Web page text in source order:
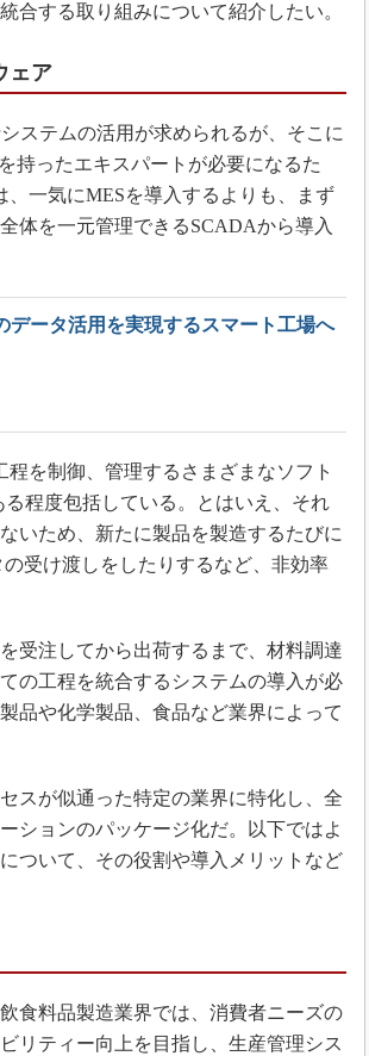
メイドインジャパン
知財マネジメント
海外生産
グローバル設計・開発
制御セキュリティ
新型コロナへの対応
合する取り組みについて紹介したい。
ェア
ステムの活用が求められるが、そこに
持ったエキスパートが必要になるた
、一気にMESを導入するよりも、まず
体を一元管理できるSCADAから導入
データ活用を実現するスマート工場へ
を制御、管理するさまざまなソフト
程度包括している。とはいえ、それ
いため、新たに製品を製造するたびに
受け渡しをしたりするなど、非効率
受注してから出荷するまで、材料調達
の工程を統合するシステムの導入が必
品や化学製品、食品など業界によって
スが似通った特定の業界に特化し、全
ションのパッケージ化だ。以下ではよ
ついて、その役割や導入メリットなど
食料品製造業界では、消費者ニーズの
リティー向上を目指し、生産管理シス